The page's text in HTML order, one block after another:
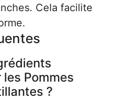
Cela facilite
Pommes
?